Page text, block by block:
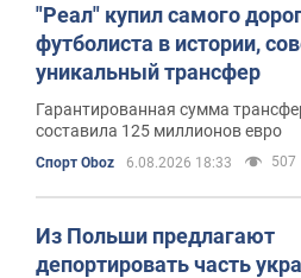
"Реал" купил самого
футболиста в истории,
уникальный трансфер
Гарантированная сумма
составила 125 миллионов евро
Спорт Oboz 6.08.2026 18:33 507
Из Польши предлагают
депортировать часть